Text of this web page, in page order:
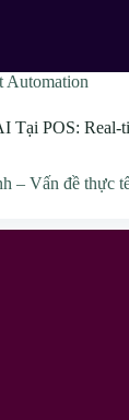
Automation
Tại POS: Real-
– Vấn đề thực